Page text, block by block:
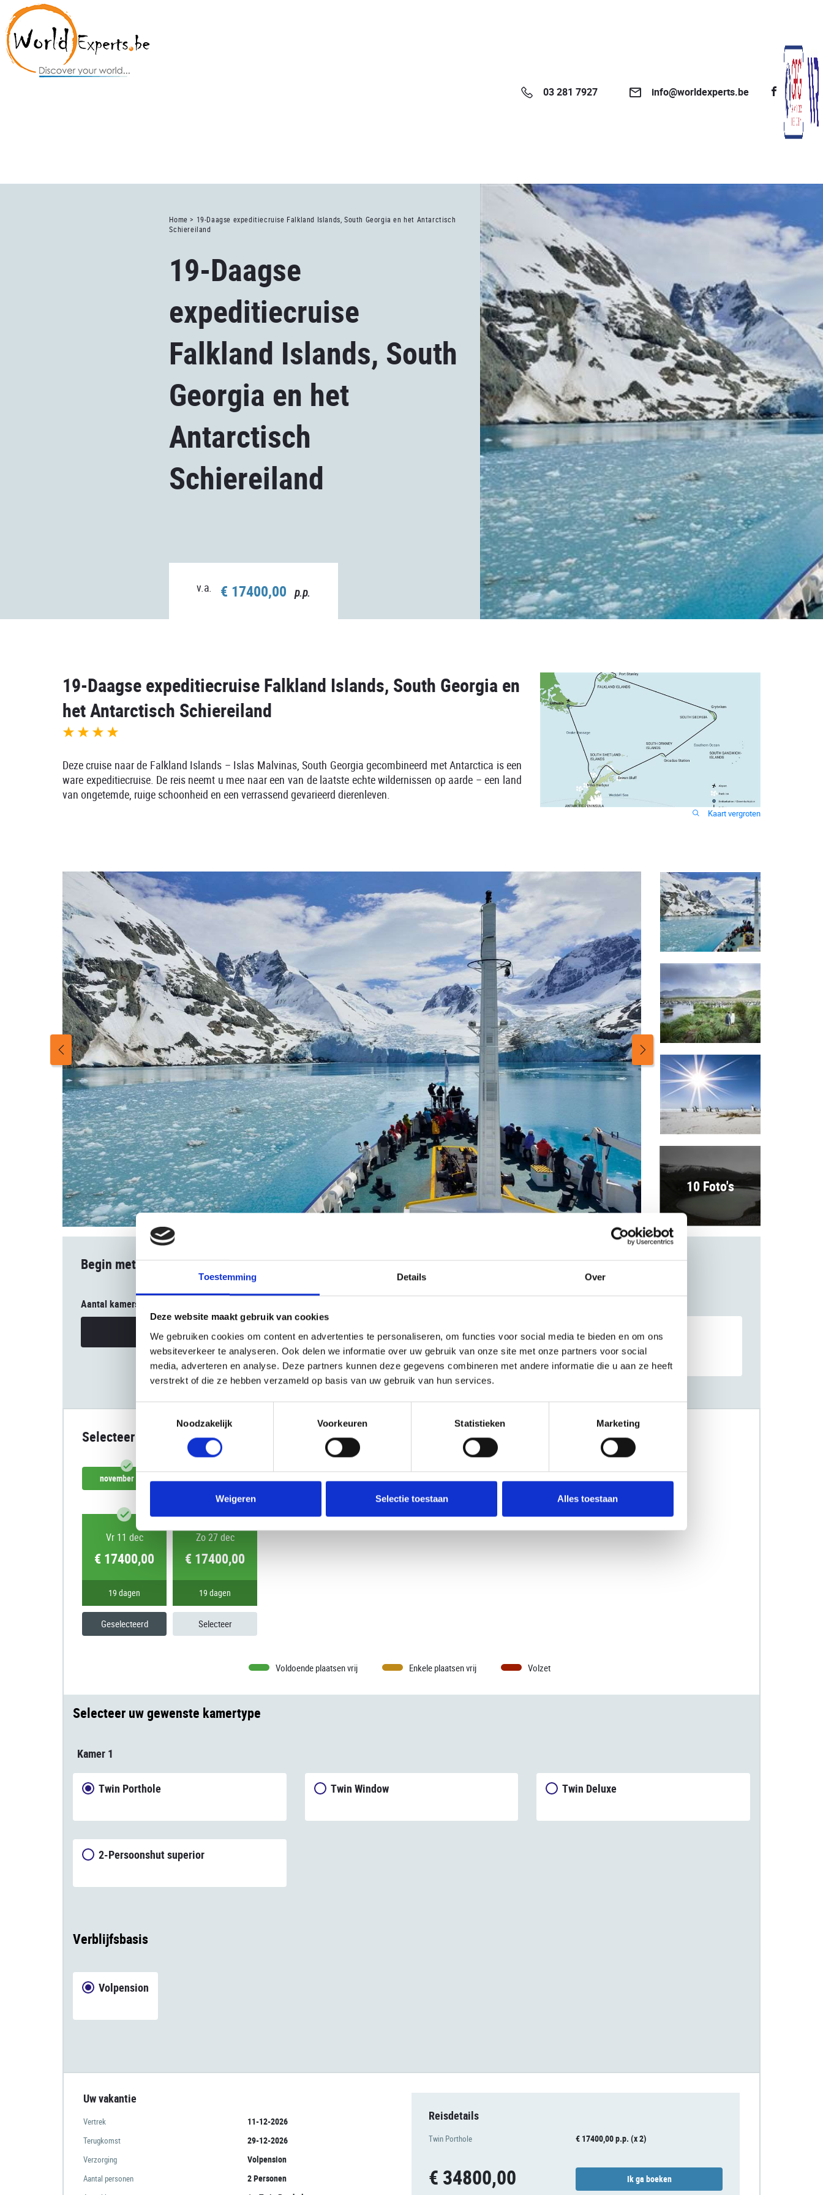
Toestemming Details Over
Deze website maakt gebruik van cookies
We gebruiken cookies om content en advertenties te personaliseren, om functies voor social media te bieden en om ons
websiteverkeer te analyseren. Ook delen we informatie over uw gebruik van onze site met onze partners voor social
media, adverteren en analyse. Deze partners kunnen deze gegevens combineren met andere informatie die u aan ze heeft
verstrekt of die ze hebben verzameld op basis van uw gebruik van hun services.
Toestemmingsselectie
Noodzakelijk
Voorkeuren Statistieken Marketing
Weigeren Selectie toestaan Alles toestaan
03 281 7927 info@worldexperts.be
Home > 19-Daagse expeditiecruise Falkland Islands, South Georgia en het Antarctisch
Schiereiland
19-Daagse
expeditiecruise
Falkland Islands, South
Georgia en het
Antarctisch
Schiereiland
v.a. € 17400,00 p.p.
19-Daagse expeditiecruise Falkland Islands, South Georgia en
het Antarctisch Schiereiland
Deze cruise naar de Falkland Islands – Islas Malvinas, South Georgia gecombineerd met Antarctica is een
ware expeditiecruise. De reis neemt u mee naar een van de laatste echte wildernissen op aarde – een land
van ongetemde, ruige schoonheid en een verrassend gevarieerd dierenleven.
Kaart vergroten
10 Foto's
Begin met boeken
Aantal kamers
Uw reisgezelschap Uw huidige selectie
Kamer 1: 2 Volwassenen
Selecteer datum
november 2026
Vr 11 dec
€ 17400,00
19 dagen
Geselecteerd
Zo 27 dec
€ 17400,00
19 dagen
Selecteer
Voldoende plaatsen vrij Enkele plaatsen vrij Volzet
Selecteer uw gewenste kamertype
Kamer 1
Twin Porthole Twin Window Twin Deluxe
2-Persoonshut superior
Verblijfsbasis
Volpension
Uw vakantie
Vertrek 11-12-2026
Terugkomst 29-12-2026
Verzorging Volpension
Aantal personen 2 Personen
Reisdetails
Twin Porthole € 17400,00 p.p. (x 2)
€ 34800,00 Ik ga boeken